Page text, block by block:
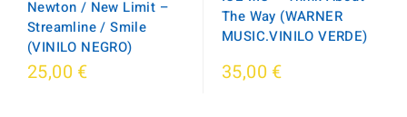
Newton / New Limit ‎–
Streamline / Smile
(VINILO NEGRO)
25,00 €
The Way (WARNER
MUSIC.VINILO VERDE)
35,00 €